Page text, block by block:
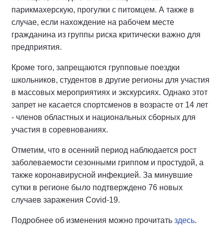
парикмахерскую, прогулки с питомцем. А также в
случае, если нахождение на рабочем месте
гражданина из группы риска критически важно для
предприятия.
Кроме того, запрещаются групповые поездки
школьников, студентов в другие регионы для участия
в массовых мероприятиях и экскурсиях. Однако этот
запрет не касается спортсменов в возрасте от 14 лет
- членов областных и национальных сборных для
участия в соревнованиях.
Отметим, что в осенний период наблюдается рост
заболеваемости сезонными гриппом и простудой, а
также коронавирусной инфекцией. За минувшие
сутки в регионе было подтверждено 76 новых
случаев заражения Covid-19.
Подробнее об изменения можно прочитать здесь.